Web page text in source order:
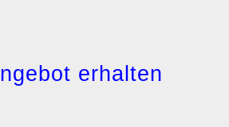
erhalten